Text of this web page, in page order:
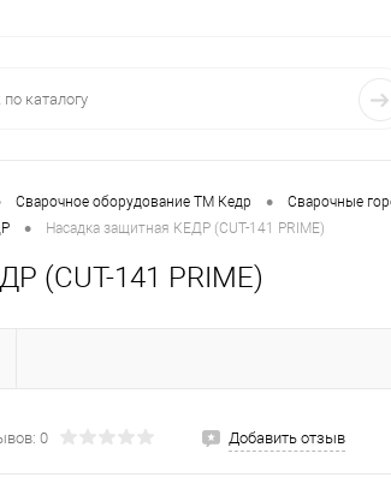
Сварочное оборудование ТМ Кедр • Сварочные
• Насадка защитная КЕДР (CUT-141 PRIME)
(CUT-141 PRIME)
0 Добавить отзыв